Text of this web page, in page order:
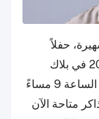
حفلاً
مباشراً في الدوحة يوم الجمعة 30 مايو 2025 في بلاك
أوركيد بفندق موندريان الدوحة. تفتح الأبواب الساعة 9 مساءً
متاحة الآن